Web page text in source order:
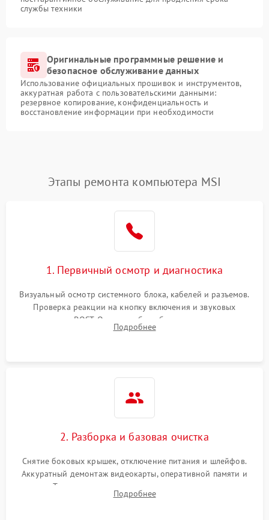
службы техники
Оригинальные программные решение и
безопасное обслуживание данных
Использование официальных прошивок и инструментов,
аккуратная работа с пользовательскими данными:
резервное копирование, конфиденциальность и
восстановление информации при необходимости
Этапы ремонта компьютера MSI
1. Первичный осмотр и диагностика
Визуальный осмотр системного блока, кабелей и разъемов.
Проверка реакции на кнопку включения и звуковых
сигналов POST. Оценка работы блока питания для
локализации базовых неисправностей без полного разбора.
Подробнее
2. Разборка и базовая очистка
Снятие боковых крышек, отключение питания и шлейфов.
Аккуратный демонтаж видеокарты, оперативной памяти и
кулеров. Тщательная очистка корпуса и радиаторов от пыли
с помощью сжатого воздуха для предотвращения
Подробнее